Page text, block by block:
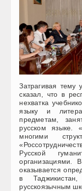
Затрагивая тему
сказал, что в
нехватка
языку и
предметам,
русском
многими
Русской
организациями.
оказывается
в
русскоязычным